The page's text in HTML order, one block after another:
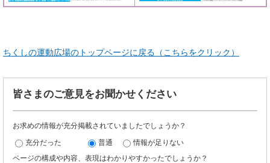
ちくしの運動広場のトップページに戻る（こちらをクリック）
皆さまのご意見をお聞かせください
お求めの情報が充分掲載されていましたでしょうか？
充分だった 普通
情報が足りない
ページの構成や内容、表現はわかりやすかったでしょうか？